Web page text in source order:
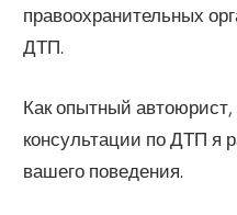
правоохранительных
ДТП.
Как опытный
консультации по ДТП я
вашего поведения.